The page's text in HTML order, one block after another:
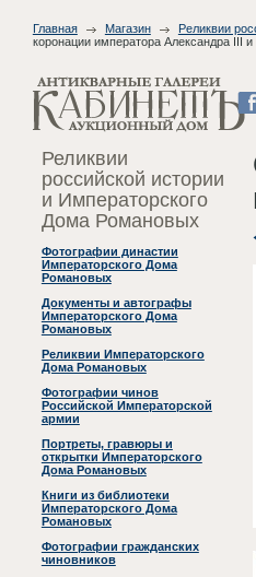
Главная Магазин
Реликвии
коронации императора Александра III
Реликвии
российской истории
и Императорского
Дома Романовых
Фотографии династии
Императорского Дома
Романовых
Документы и автографы
Императорского Дома
Романовых
Реликвии Императорского
Дома Романовых
Фотографии чинов
Российской Императорской
армии
Портреты, гравюры и
открытки Императорского
Дома Романовых
Книги из библиотеки
Императорского Дома
Романовых
Фотографии гражданских
чиновников